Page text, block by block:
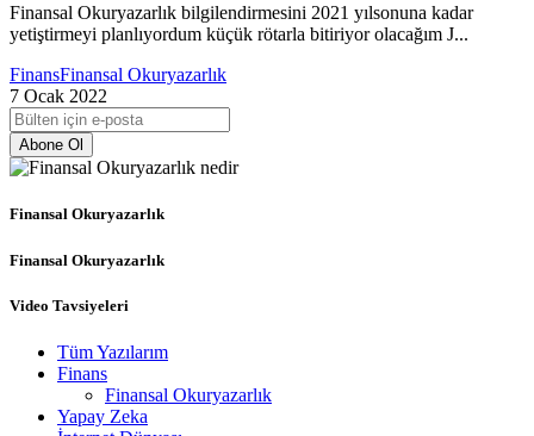
Finansal Okuryazarlık bilgilendirmesini 2021 yılsonuna kadar
yetiştirmeyi planlıyordum küçük rötarla bitiriyor olacağım J...
FinansFinansal Okuryazarlık
7 Ocak 2022
Abone Ol
Finansal Okuryazarlık
Finansal Okuryazarlık
Video Tavsiyeleri
Tüm Yazılarım
Finans
Finansal Okuryazarlık
Yapay Zeka